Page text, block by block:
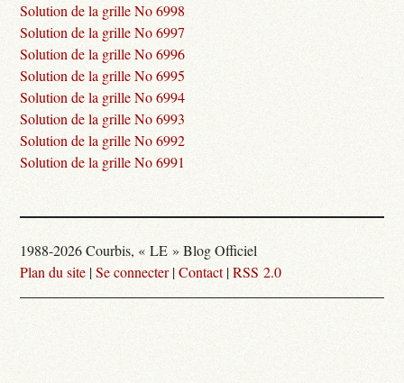
Solution de la grille No 6998
Solution de la grille No 6997
Solution de la grille No 6996
Solution de la grille No 6995
Solution de la grille No 6994
Solution de la grille No 6993
Solution de la grille No 6992
Solution de la grille No 6991
1988-2026 Courbis, « LE » Blog Officiel
Plan du site |Se connecter|Contact|RSS 2.0